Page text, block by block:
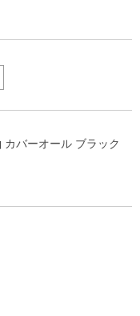
バーオール ブラック